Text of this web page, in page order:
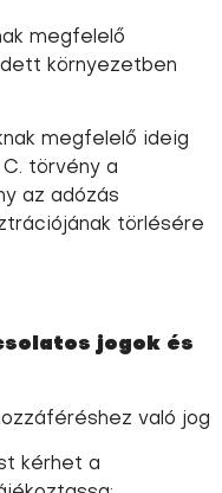
megfelelő
környezetben
megfelelő ideig
törvény a
az adózás
törlésére
jogok és
való jog
kérhet a